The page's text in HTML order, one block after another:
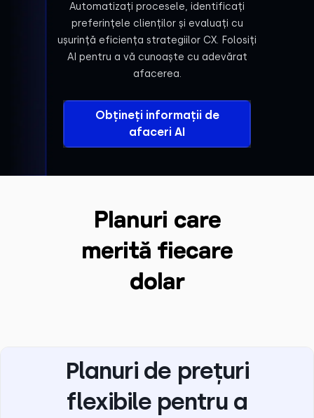
Automatizați procesele, identificați
preferințele clienților și evaluați cu
ușurință eficiența strategiilor CX. Folosiți
AI pentru a vă cunoaște cu adevărat
afacerea.
Obțineți informații de
afaceri AI
Planuri care
merită fiecare
dolar
Planuri de prețuri
flexibile pentru a